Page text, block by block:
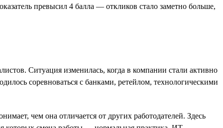
превысил 4 балла — откликов стало заметно больше,
Ситуация изменилась, когда в компании стали активно
соревноваться с банками, ретейлом, технологическими
чем она отличается от других работодателей. Здесь